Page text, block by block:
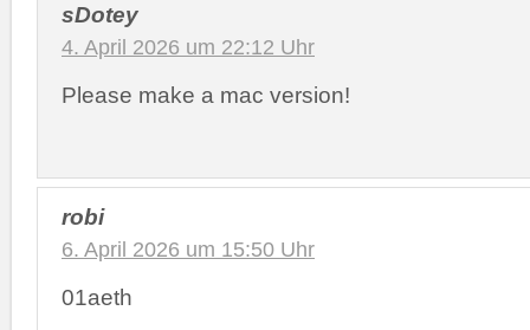
sDotey
4. April 2026 um 22:12 Uhr
Please make a mac version!
robi
6. April 2026 um 15:50 Uhr
01aeth